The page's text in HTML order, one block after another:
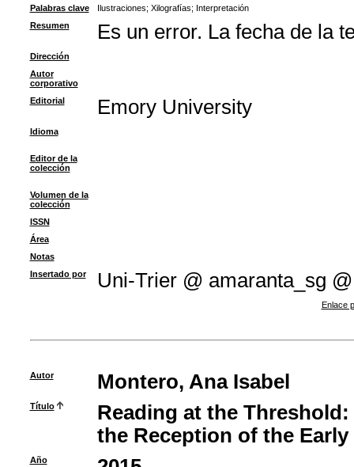
Palabras clave
Ilustraciones; Xilografías; Interpretación
Resumen
Es un error. La fecha de la
Dirección
Autor
corporativo
Editorial
Emory University
Idioma
Editor de la
colección
Volumen de la
colección
ISSN
Área
Notas
Insertado por
Uni-Trier @ amaranta_sg @
Enlace
Autor Montero, Ana Isabel
Título
Reading at the
the Reception of the
Año